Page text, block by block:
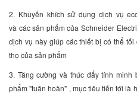
2. Khuyến khích sử dụng dịch vụ
và các sản phẩm của Schneider
dịch vụ này giúp các thiết bị có thể
thọ của sản phẩm
3. Tăng cường và thúc đẩy tính
phẩm "tuần hoàn" , mục tiêu tiến tới là